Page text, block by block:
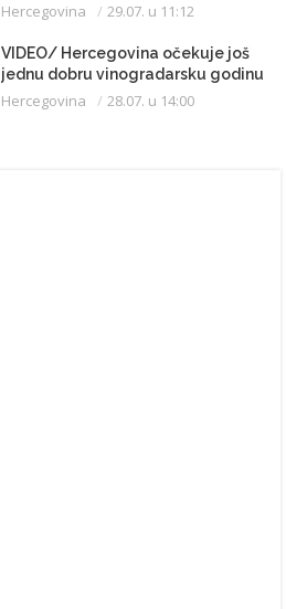
Hercegovina 29.07. u 11:12
VIDEO/ Hercegovina očekuje još
jednu dobru vinogradarsku godinu
Hercegovina 28.07. u 14:00